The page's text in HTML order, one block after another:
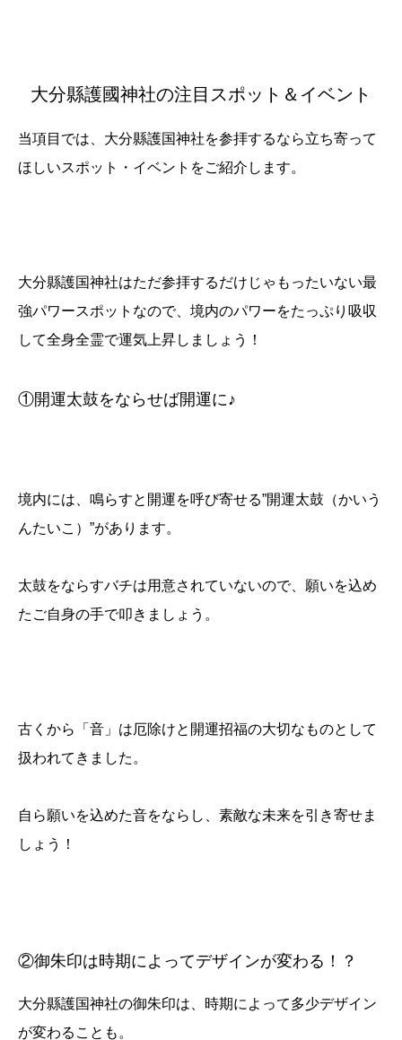
大分縣護國神社の注目スポット＆イベント
当項目では、大分縣護国神社を参拝するなら立ち寄って
ほしいスポット・イベントをご紹介します。
大分縣護国神社はただ参拝するだけじゃもったいない最
強パワースポットなので、境内のパワーをたっぷり吸収
して全身全霊で運気上昇しましょう！
①開運太鼓をならせば開運に♪
境内には、鳴らすと開運を呼び寄せる”開運太鼓（かいう
んたいこ）”があります。
太鼓をならすバチは用意されていないので、願いを込め
たご自身の手で叩きましょう。
古くから「音」は厄除けと開運招福の大切なものとして
扱われてきました。
自ら願いを込めた音をならし、素敵な未来を引き寄せま
しょう！
②御朱印は時期によってデザインが変わる！？
大分縣護国神社の御朱印は、時期によって多少デザイン
が変わることも。